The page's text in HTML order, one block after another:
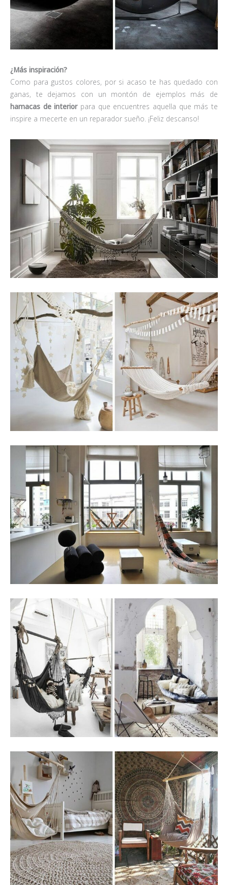
¿Más inspiración?
Como para gustos colores, por si acaso te has quedado con
ganas, te dejamos con un montón de ejemplos más de
hamacas de interiorpara que encuentres aquella que más te
inspire a mecerte en un reparador sueño. ¡Feliz descanso!